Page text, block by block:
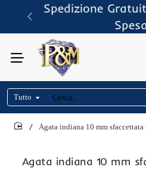
Spedizione
Spesa
Tutto
Cerca..
Agata indiana 10 mm
Agata indiana 10 mm